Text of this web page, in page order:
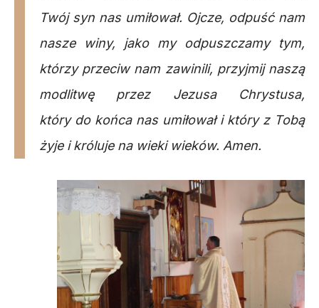
Twój syn nas umiłował. Ojcze, odpuść nam
nasze winy, jako my odpuszczamy tym,
którzy przeciw nam zawinili, przyjmij naszą
modlitwę przez Jezusa Chrystusa,
który do końca nas umiłował i który z Tobą
żyje i króluje na wieki wieków. Amen.